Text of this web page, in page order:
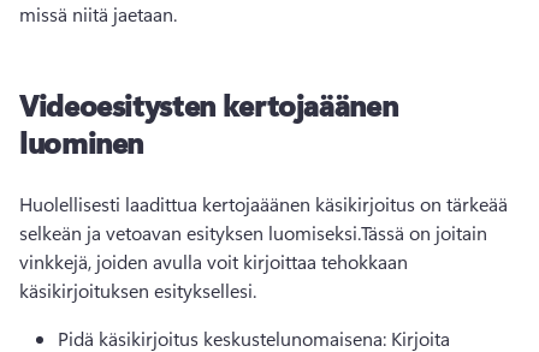
missä niitä jaetaan.
Videoesitysten kertojaäänen
luominen
Huolellisesti laadittua kertojaäänen käsikirjoitus on tärkeää
selkeän ja vetoavan esityksen luomiseksi.Tässä on joitain
vinkkejä, joiden avulla voit kirjoittaa tehokkaan
käsikirjoituksen esityksellesi.
Pidä käsikirjoitus keskustelunomaisena: Kirjoita